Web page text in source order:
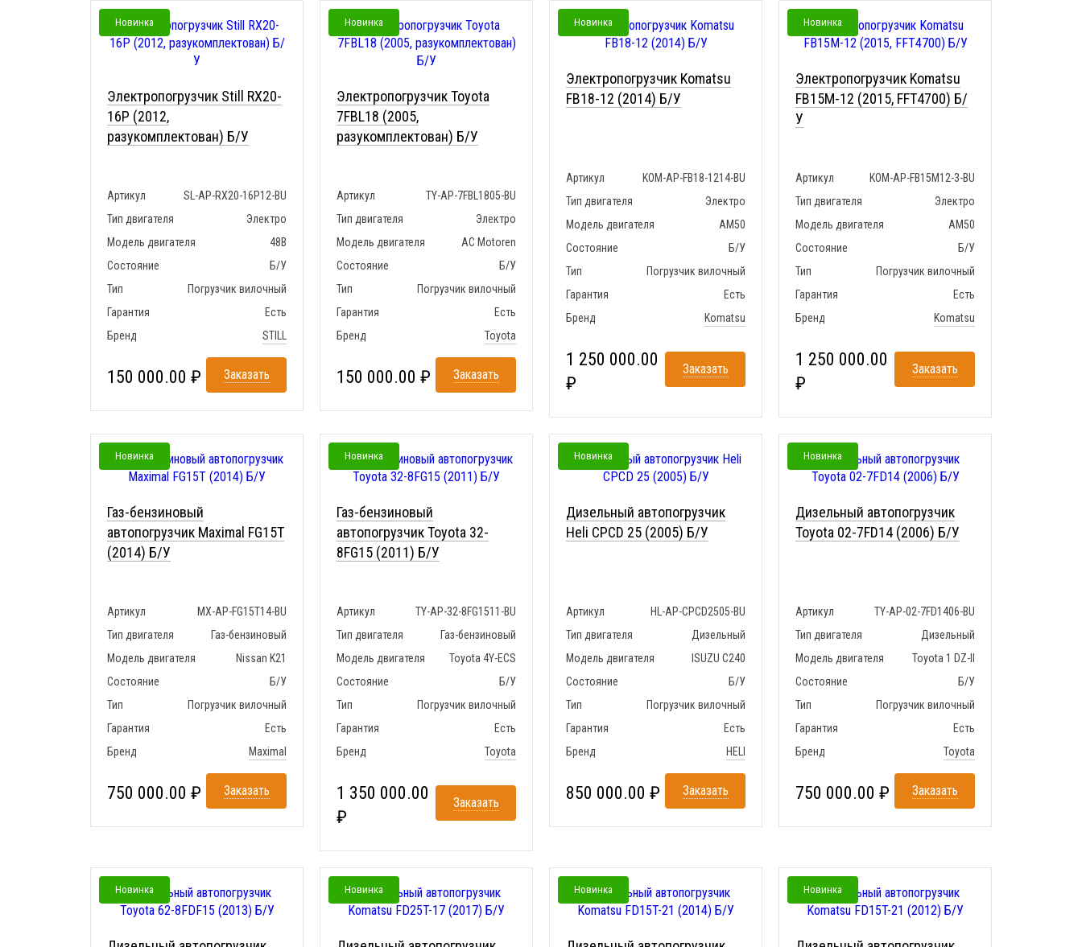
Новинка
Электропогрузчик Still RX20-
16P (2012,
разукомплектован) Б/У
Артикул
SL-AP-RX20-16P12-BU
Тип двигателя
Электро
Модель двигателя
48В
Состояние
Б/У
Тип
Погрузчик вилочный
Гарантия
Есть
Бренд
STILL
150 000.00 ₽ Заказать
Новинка
Электропогрузчик Toyota
7FBL18 (2005,
разукомплектован) Б/У
Артикул
TY-AP-7FBL1805-BU
Тип двигателя
Электро
Модель двигателя
AC Motoren
Состояние
Б/У
Тип
Погрузчик вилочный
Гарантия
Есть
Бренд
Toyota
150 000.00 ₽ Заказать
Новинка
Электропогрузчик Komatsu
FB18-12 (2014) Б/У
Артикул
KOM-AP-FB18-1214-BU
Тип двигателя
Электро
Модель двигателя
AM50
Состояние
Б/У
Тип
Погрузчик вилочный
Гарантия
Есть
Бренд
Komatsu
1 250 000.00
₽
Заказать
Новинка
Электропогрузчик Komatsu
FB15M-12 (2015, FFT4700) Б/
У
Артикул
KOM-AP-FB15M12-3-BU
Тип двигателя
Электро
Модель двигателя
AM50
Состояние
Б/У
Тип
Погрузчик вилочный
Гарантия
Есть
Бренд
Komatsu
1 250 000.00
₽
Заказать
Новинка
Газ-бензиновый
автопогрузчик Maximal FG15T
(2014) Б/У
Артикул
MX-AP-FG15T14-BU
Тип двигателя
Газ-бензиновый
Модель двигателя
Nissan K21
Состояние
Б/У
Тип
Погрузчик вилочный
Гарантия
Есть
Бренд
Maximal
750 000.00 ₽ Заказать
Новинка
Газ-бензиновый
автопогрузчик Toyota 32-
8FG15 (2011) Б/У
Артикул
TY-AP-32-8FG1511-BU
Тип двигателя
Газ-бензиновый
Модель двигателя
Toyota 4Y-ECS
Состояние
Б/У
Тип
Погрузчик вилочный
Гарантия
Есть
Бренд
Toyota
1 350 000.00
₽
Заказать
Новинка
Дизельный автопогрузчик
Heli CPCD 25 (2005) Б/У
Артикул
HL-AP-CPCD2505-BU
Тип двигателя
Дизельный
Модель двигателя
ISUZU C240
Состояние
Б/У
Тип
Погрузчик вилочный
Гарантия
Есть
Бренд
HELI
850 000.00 ₽ Заказать
Новинка
Дизельный автопогрузчик
Toyota 02-7FD14 (2006) Б/У
Артикул
TY-AP-02-7FD1406-BU
Тип двигателя
Дизельный
Модель двигателя
Toyota 1 DZ-II
Состояние
Б/У
Тип
Погрузчик вилочный
Гарантия
Есть
Бренд
Toyota
750 000.00 ₽ Заказать
Новинка Новинка Новинка Новинка